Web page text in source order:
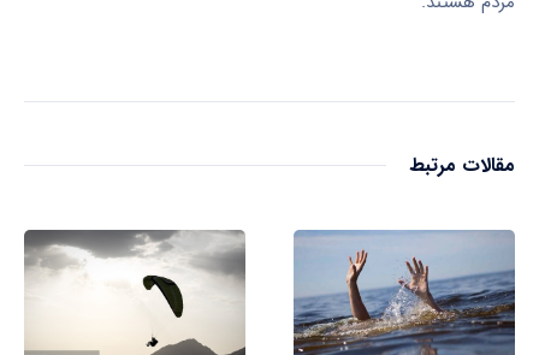
مقالات مرتبط